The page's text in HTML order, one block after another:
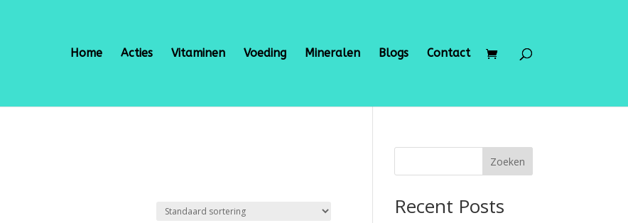
Home Acties Vitaminen Voeding Mineralen Blogs Contact
Zoeken
Recent Posts